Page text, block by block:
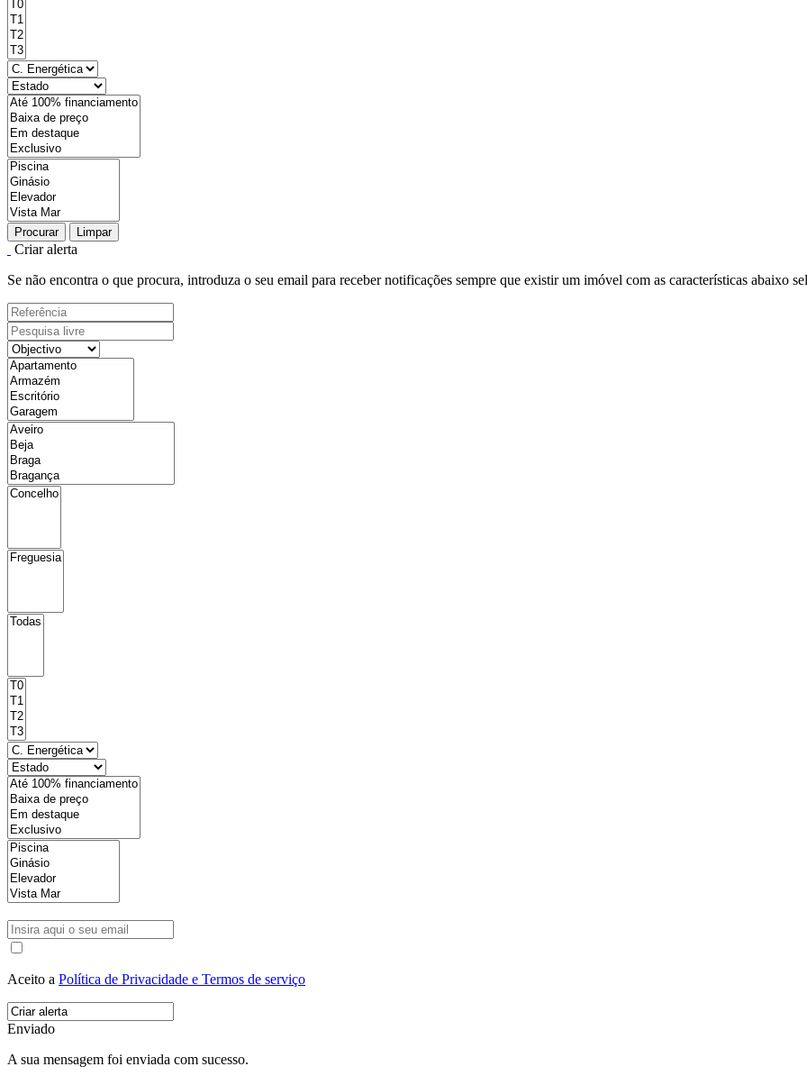
Procurar Limpar
Criar alerta
Se não encontra o que procura, introduza o seu email para receber notificações sempre que existir um imóvel com as características abaixo
Aceito a Política de Privacidade e Termos de serviço
Enviado
A sua mensagem foi enviada com sucesso.